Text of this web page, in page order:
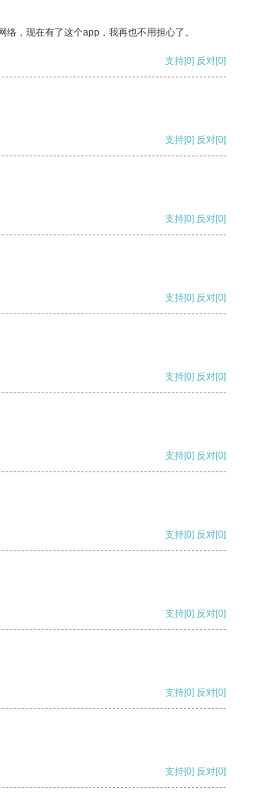
，现在有了这个app，我再也不用担心了。
支持[0] 反对[0]
支持[0] 反对[0]
支持[0] 反对[0]
支持[0] 反对[0]
支持[0] 反对[0]
支持[0] 反对[0]
支持[0] 反对[0]
支持[0] 反对[0]
支持[0] 反对[0]
支持[0] 反对[0]